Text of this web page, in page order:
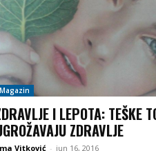
Magazin
I LEPOTA: TEŠKE
ZDRAVLJE
Vitković - jun 16, 2016